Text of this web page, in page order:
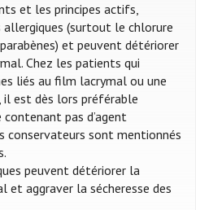
et les principes actifs,
allergiques (surtout le chlorure
et peuvent détériorer
Chez les patients qui
liés au film lacrymal ou une
est dès lors préférable
contenant pas d’agent
conservateurs sont mentionnés
peuvent détériorer la
aggraver la sécheresse des